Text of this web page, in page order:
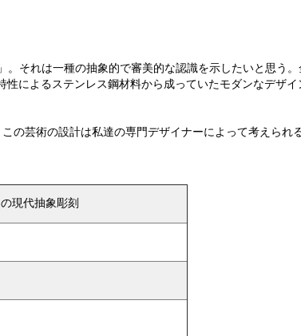
。それは一種の抽象的で審美的な認識を示したいと思う 。
によるステンレス鋼材料から成っていたモダンなデザ
の芸術の設計は私達の専門デザイナーによって考えられ
現代抽象彫刻